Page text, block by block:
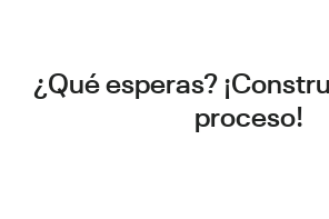
¿Qué esperas?
proceso!